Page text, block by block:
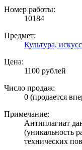
Номер работы:
10184
Предмет:
Культура,
Цена:
1100 рублей
Число продаж:
0 (продается
Примечание:
Антиплагиат
(уникальность
технических